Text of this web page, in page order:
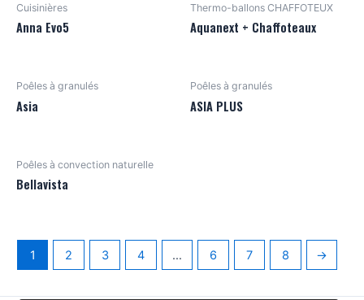
Cuisinières
Anna Evo5
Thermo-ballons CHAFFOTEUX
Aquanext + Chaffoteaux
Poêles à granulés
Asia
Poêles à granulés
ASIA PLUS
Poêles à convection naturelle
Bellavista
1 2 3 4 … 6 7 8 →